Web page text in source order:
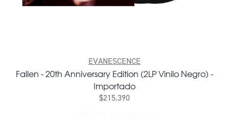
EVANESCENCE
Fallen - 20th Anniversary Edition (2LP Vinilo Negro) -
Importado
$215.390